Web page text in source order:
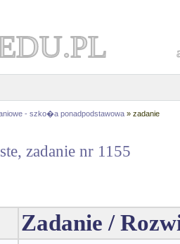
- szko�a ponadpodstawowa » zadanie
zadanie nr 1155
Zadanie /